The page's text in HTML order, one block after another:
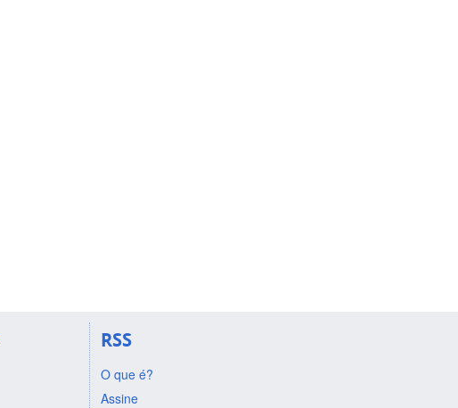
RSS
O que é?
Assine